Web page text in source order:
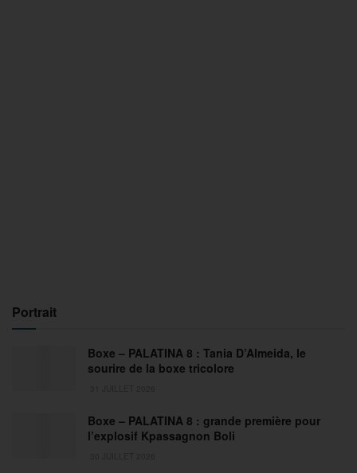
Portrait
Boxe – PALATINA 8 : Tania D’Almeida, le
sourire de la boxe tricolore
Boxe – PALATINA 8 : grande première pour
l’explosif Kpassagnon Boli